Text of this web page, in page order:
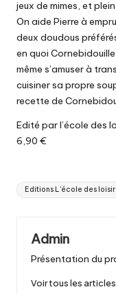
jeux de mimes, et
On aide Pierre à
deux doudous
en quoi
même s’amuser à
cuisiner sa propre
recette de
Edité par l’école des
6,90 €
Tags:
Editions L'école des
Admin
Présentation du
Voir tous les articles